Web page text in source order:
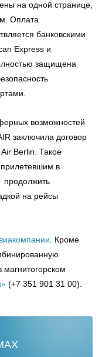
на одной странице,
Оплата
банковскими
Express и
защищена
возможностей
заключила договор
Berlin. Такое
прилетевшим в
продолжить
на рейсы
. Кроме
(+7 351 901 31 00).